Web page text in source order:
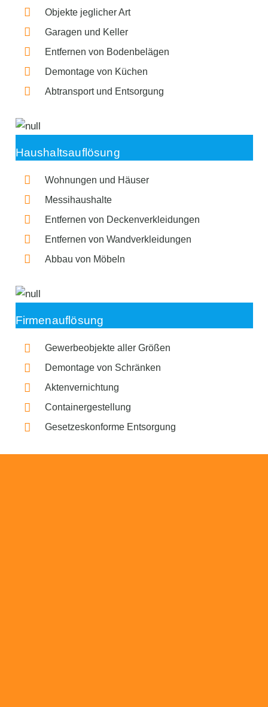
Objekte jeglicher Art
Garagen und Keller
Entfernen von Bodenbelägen
Demontage von Küchen
Abtransport und Entsorgung
Haushaltsauflösung
Wohnungen und Häuser
Messihaushalte
Entfernen von Deckenverkleidungen
Entfernen von Wandverkleidungen
Abbau von Möbeln
Firmenauflösung
Gewerbeobjekte aller Größen
Demontage von Schränken
Aktenvernichtung
Containergestellung
Gesetzeskonforme Entsorgung